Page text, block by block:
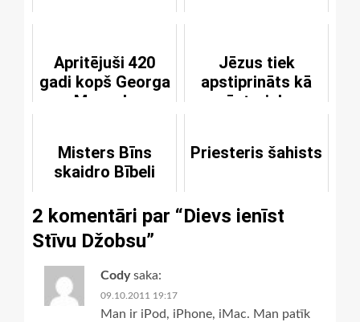
Apritējuši 420
gadi kopš Georga
Manceļa
Jēzus tiek
apstiprināts kā
vēsturiska
Misters Bīns
skaidro Bībeli
Priesteris šahists
2 komentāri par “Dievs ienīst
Stīvu Džobsu”
Cody saka:
09.10.2011 19:17
Man ir iPod, iPhone, iMac. Man patīk